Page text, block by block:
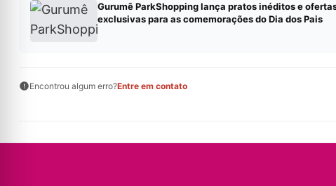
Gurumê ParkShopping lança pratos inéditos e
exclusivas para as comemorações do Dia dos Pais
Encontrou algum erro?Entre em contato